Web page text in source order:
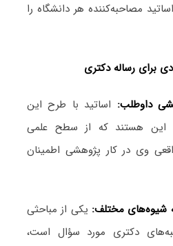
مصاحبه‌کننده هر دانشگاه را
برای رساله دکتری
داوطلب: اساتید با طرح این
این هستند که از سطح علمی
وی در کار پژوهشی اطمینان
شیوه‌های مختلف: یکی از مباحثی
دکتری مورد سؤال است،